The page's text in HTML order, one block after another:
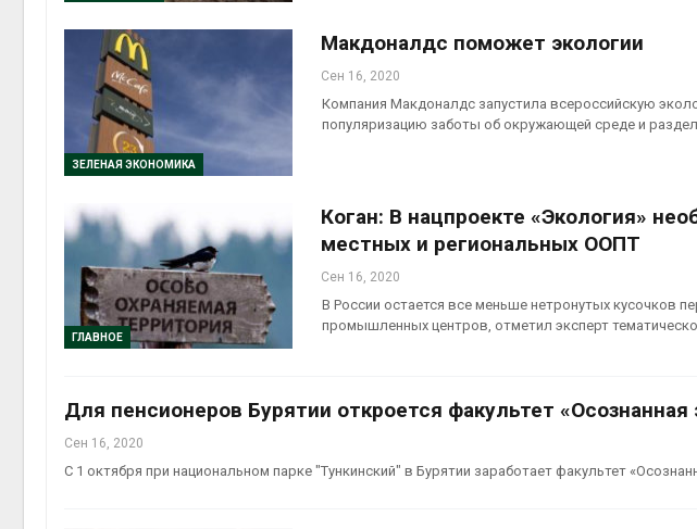
ЗЕЛЕНАЯ ЭКОНОМИКА
Макдоналдс поможет экологии
Сен 16, 2020
Компания Макдоналдс запустила всероссийскую
популяризацию заботы об окружающей среде и
ГЛАВНОЕ
Коган: В нацпроекте «Экология»
местных и региональных ООПТ
Сен 16, 2020
В России остается все меньше нетронутых кусочков
промышленных центров, отметил эксперт
Для пенсионеров Бурятии откроется факультет «Осознанная
Сен 16, 2020
С 1 октября при национальном парке "Тункинский" в Бурятии заработает факультет